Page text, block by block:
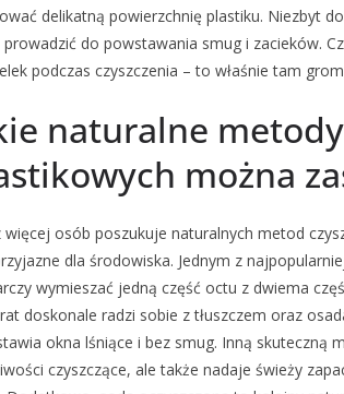
delikatną powierzchnię plastiku. Niezbyt
do powstawania smug i zacieków.
podczas czyszczenia – to właśnie tam
naturalne
można
więcej osób poszukuje naturalnych metod
dla środowiska. Jednym z
wymieszać jedną część octu z dwiema
doskonale radzi sobie z tłuszczem oraz
okna lśniące i bez smug. Inną skuteczną
czyszczące, ale także nadaje świeży